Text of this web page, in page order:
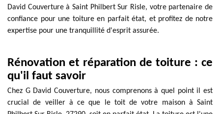
David Couverture à Saint Philbert Sur Risle, votre partenaire de
confiance pour une toiture en parfait état, et profitez de notre
expertise pour une tranquillité d'esprit assurée.
Rénovation et réparation de toiture : ce
qu'il faut savoir
Chez G David Couverture, nous comprenons à quel point il est
crucial de veiller à ce que le toit de votre maison à Saint